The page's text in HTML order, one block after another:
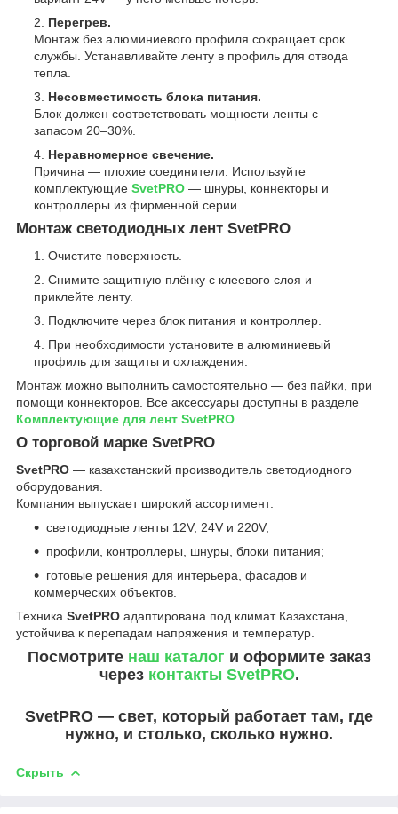
Перегрев.
Монтаж без алюминиевого профиля сокращает срок
службы. Устанавливайте ленту в профиль для отвода
тепла.
Несовместимость блока питания.
Блок должен соответствовать мощности ленты с
запасом 20–30%.
Неравномерное свечение.
Причина — плохие соединители. Используйте
комплектующие SvetPRO — шнуры, коннекторы и
контроллеры из фирменной серии.
Монтаж светодиодных лент SvetPRO
Очистите поверхность.
Снимите защитную плёнку с клеевого слоя и
приклейте ленту.
Подключите через блок питания и контроллер.
При необходимости установите в алюминиевый
профиль для защиты и охлаждения.
Монтаж можно выполнить самостоятельно — без пайки, при
помощи коннекторов. Все аксессуары доступны в разделе
Комплектующие для лент SvetPRO
О торговой марке SvetPRO
SvetPRO — казахстанский производитель светодиодного
оборудования.
Компания выпускает широкий ассортимент:
светодиодные ленты 12V, 24V и 220V;
профили, контроллеры, шнуры, блоки питания;
готовые решения для интерьера, фасадов и
коммерческих объектов.
Техника SvetPRO адаптирована под климат Казахстана,
устойчива к перепадам напряжения и температур.
Посмотрите наш каталог и оформите заказ
через контакты SvetPRO.
SvetPRO — свет, который работает там, где
нужно, и столько, сколько нужно.
Скрыть